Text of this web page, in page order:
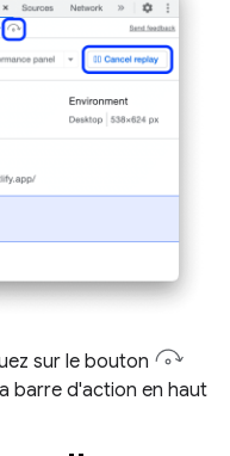
sur le bouton
barre d'action en haut